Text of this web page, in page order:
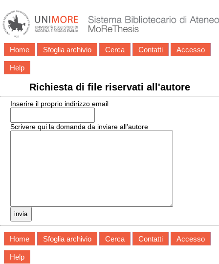
Home Sfoglia archivio Cerca Contatti Accesso
Help
Richiesta di file riservati all'autore
Inserire il proprio indirizzo email
Scrivere qui la domanda da inviare all'autore
Home Sfoglia archivio Cerca Contatti Accesso
Help